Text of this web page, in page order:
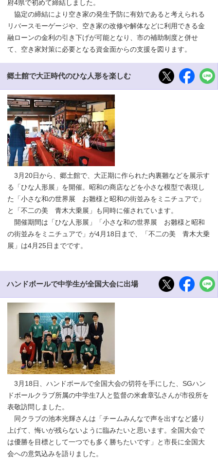
府4県で初めて締結しました。
協定の締結により空き家の発生予防に有効であると考えられる
リバースモーゲージや、空き家の改修や解体などに利用できる金
融ローンの金利の引き下げが可能となり、市の補助制度と併せ
て、空き家対策に必要となる資金面からの支援を図ります。
郷土館で大正時代のひな人形を楽しむ
3月20日から、郷土館で、大正期に作られた内裏雛などを展示す
る「ひな人形展」を開催。昭和の商店などを小さな模型で表現し
た「小さな和の世界展 お雛様と昭和の街並みをミニチュアで」
と「不二の美 青木大乗展」も同時に催されています。
開催期間は「ひな人形展」「小さな和の世界展 お雛様と昭和
の街並みをミニチュアで」が4月18日まで、「不二の美 青木大乗
展」は4月25日までです。
ハンドボールで中学生が全国大会に出場
3月18日、ハンドボールで全国大会の切符を手にした、SGハン
ドボールクラブ所属の中学生7人と監督の米倉章弘さんが市役所を
表敬訪問しました。
同クラブの池本光輝さんは「チームみんなで声を出すなど盛り
上げて、悔いが残らないように臨みたいと思います。全国大会で
は優勝を目標として一つでも多く勝ちたいです」と市長に全国大
会への意気込みを語りました。